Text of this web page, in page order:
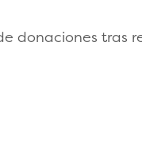
donaciones tras